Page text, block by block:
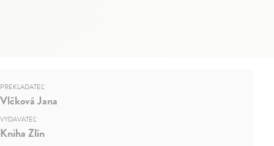
PREKLADATEĽ
Vlčková Jana
VYDAVATEĽ
Kniha Zlín